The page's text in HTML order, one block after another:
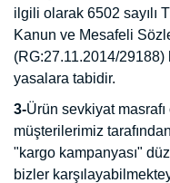
ilgili olarak 6502 sayılı
Kanun ve Mesafeli
(RG:27.11.2014/
yasalara tabidir.
3-Ürün sevkiyat
müşterilerimiz
"kargo kampanyası"
bizler